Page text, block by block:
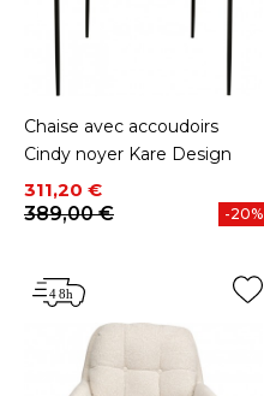
Chaise avec accoudoirs
Cindy noyer Kare Design
Prix
311,20 €
Prix de base
389,00 €
-20%